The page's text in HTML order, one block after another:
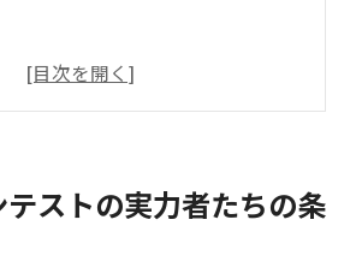
ンテストで高評価される人物像
野で差がつく専門知識と継続学
ストの実力者たちの条